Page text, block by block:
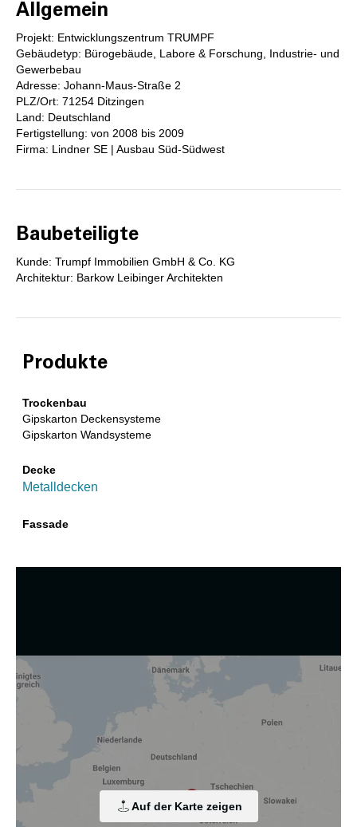
Allgemein
Projekt: Entwicklungszentrum TRUMPF
Gebäudetyp: Bürogebäude, Labore & Forschung, Industrie- und
Gewerbebau
Adresse: Johann-Maus-Straße 2
PLZ/Ort: 71254 Ditzingen
Land: Deutschland
Fertigstellung: von 2008 bis 2009
Firma: Lindner SE | Ausbau Süd-Südwest
Baubeteiligte
Kunde: Trumpf Immobilien GmbH & Co. KG
Architektur: Barkow Leibinger Architekten
Produkte
Trockenbau
Gipskarton Deckensysteme
Gipskarton Wandsysteme
Decke
Metalldecken
Fassade
Auf der Karte zeigen
Wir nutzen Cookies und andere Technologien.
Diese Website nutzt Cookies und vergleichbare Funktionen
zur Verarbeitung von Endgeräteinformationen und
Einbindung von Inhalten, externen Diensten und Elementen
Dritter, der statistischen Analyse/Messung, der
personalisierten Werbung sowie der Einbindung sozialer
Medien. Je nach Funktion werden dabei Daten an Dritte
weitergegeben und an Dritte in Ländern, in denen kein
angemessenes Datenschutzniveau vorliegt und von diesen